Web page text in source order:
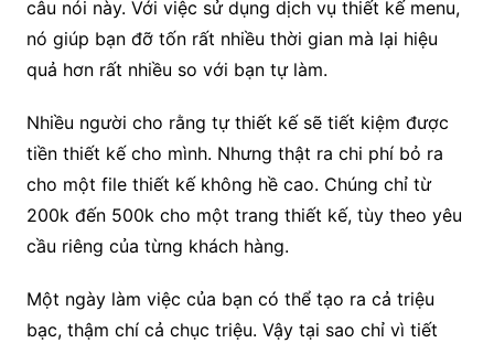
câu nói này. Với việc sử dụng dịch vụ thiết kế menu,
nó giúp bạn đỡ tốn rất nhiều thời gian mà lại hiệu
quả hơn rất nhiều so với bạn tự làm.
Nhiều người cho rằng tự thiết kế sẽ tiết kiệm được
tiền thiết kế cho mình. Nhưng thật ra chi phí bỏ ra
cho một file thiết kế không hề cao. Chúng chỉ từ
200k đến 500k cho một trang thiết kế, tùy theo yêu
cầu riêng của từng khách hàng.
Một ngày làm việc của bạn có thể tạo ra cả triệu
bạc, thậm chí cả chục triệu. Vậy tại sao chỉ vì tiết